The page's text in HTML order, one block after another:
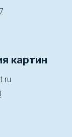
картин